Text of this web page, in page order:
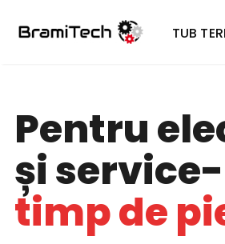
TUB
Pentru
și
timp de